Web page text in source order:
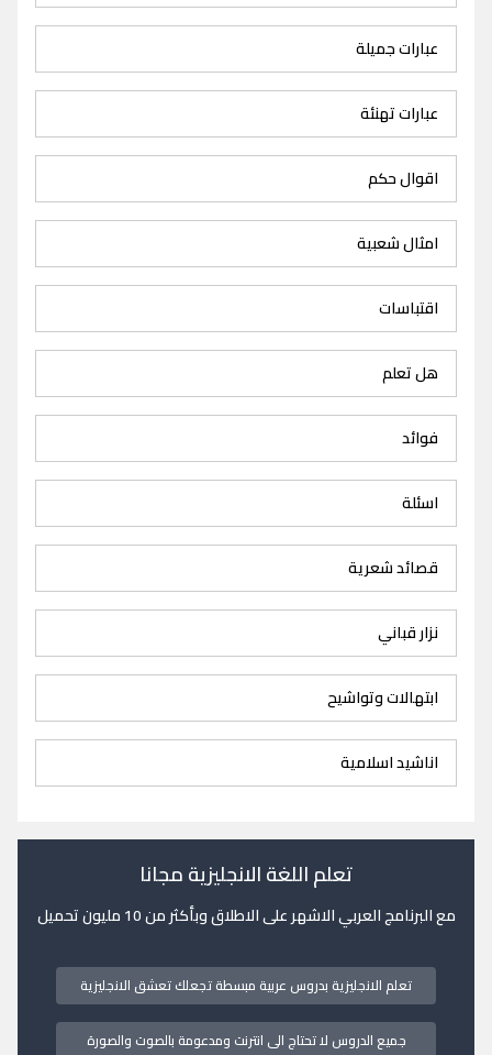
عبارات جميلة
عبارات تهنئة
اقوال حكم
امثال شعبية
اقتباسات
هل تعلم
فوائد
اسئلة
قصائد شعرية
نزار قباني
ابتهالات وتواشيح
اناشيد اسلامية
تعلم اللغة الانجليزية مجانا
مع البرنامج العربي الاشهر على الاطلاق وبأكثر من 10 مليون تحميل
تعلم الانجليزية بدروس عربية مبسطة تجعلك تعشق الانجليزية
جميع الدروس لا تحتاج الى انترنت ومدعومة بالصوت والصورة